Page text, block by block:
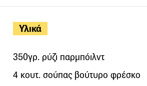
Υλικά
350γρ. ρύζι παρμπόιλντ
4 κουτ. σούπας βούτυρο φρέσκο